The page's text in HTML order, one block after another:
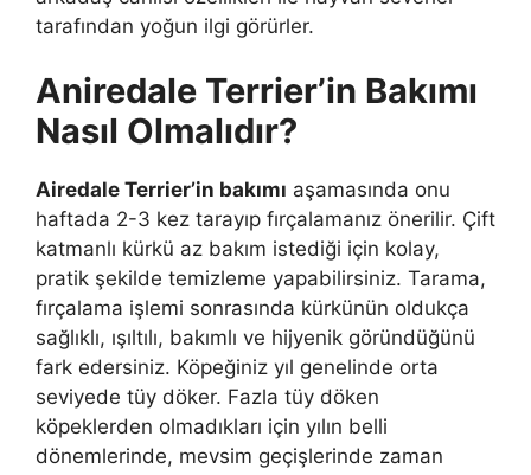
tarafından yoğun ilgi görürler.
Aniredale Terrier’in Bakımı
Nasıl Olmalıdır?
Airedale Terrier’in bakımı aşamasında onu
haftada 2-3 kez tarayıp fırçalamanız önerilir. Çift
katmanlı kürkü az bakım istediği için kolay,
pratik şekilde temizleme yapabilirsiniz. Tarama,
fırçalama işlemi sonrasında kürkünün oldukça
sağlıklı, ışıltılı, bakımlı ve hijyenik göründüğünü
fark edersiniz. Köpeğiniz yıl genelinde orta
seviyede tüy döker. Fazla tüy döken
köpeklerden olmadıkları için yılın belli
dönemlerinde, mevsim geçişlerinde zaman